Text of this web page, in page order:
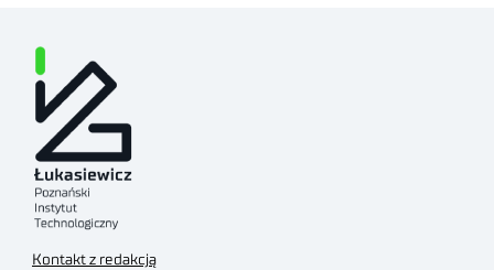
Kontakt z redakcją